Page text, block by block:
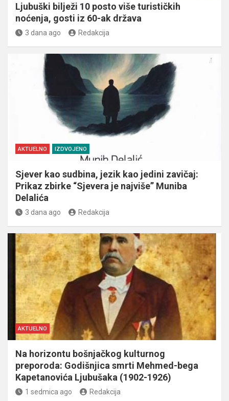
Ljubuški bilježi 10 posto više turističkih
noćenja, gosti iz 60-ak država
3 dana ago Redakcija
AKTUELNO IZDVOJENO
Sjever kao sudbina, jezik kao jedini zavičaj:
Prikaz zbirke “Sjevera je najviše” Muniba
Delalića
3 dana ago Redakcija
AKTUELNO
Na horizontu bošnjačkog kulturnog
preporoda: Godišnjica smrti Mehmed-bega
Kapetanovića Ljubušaka (1902-1926)
1 sedmica ago Redakcija